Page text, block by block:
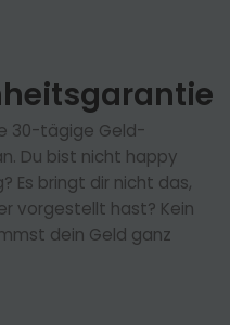
30-tägige Geld-
Du bist nicht happy
Es bringt dir nicht das,
vorgestellt hast? Kein
dein Geld ganz